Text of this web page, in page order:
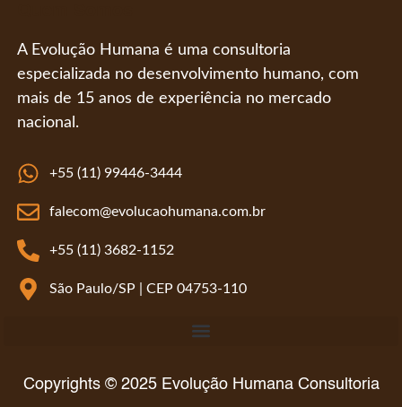
A Evolução Humana é uma consultoria
especializada no desenvolvimento humano, com
mais de 15 anos de experiência no mercado
nacional.
+55 (11) 99446-3444
falecom@evolucaohumana.com.br
+55 (11) 3682-1152
São Paulo/SP | CEP 04753-110
Copyrights © 2025 Evolução Humana Consultoria